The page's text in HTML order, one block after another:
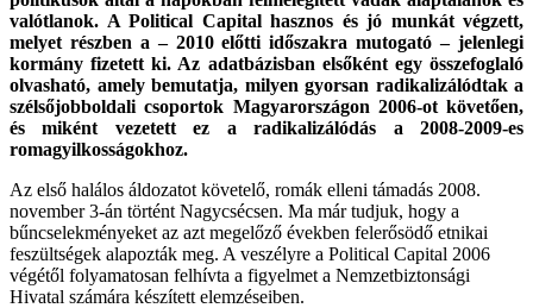
valótlanok. A Political Capital hasznos és jó munkát végzett,
melyet részben a – 2010 előtti időszakra mutogató – jelenlegi
kormány fizetett ki. Az adatbázisban elsőként egy összefoglaló
olvasható, amely bemutatja, milyen gyorsan radikalizálódtak a
szélsőjobboldali csoportok Magyarországon 2006-ot követően,
és miként vezetett ez a radikalizálódás a 2008-2009-es
romagyilkosságokhoz.
Az első halálos áldozatot követelő, romák elleni támadás 2008.
november 3-án történt Nagycsécsen. Ma már tudjuk, hogy a
bűncselekményeket az azt megelőző években felerősödő etnikai
feszültségek alapozták meg. A veszélyre a Political Capital 2006
végétől folyamatosan felhívta a figyelmet a Nemzetbiztonsági
Hivatal számára készített elemzéseiben.